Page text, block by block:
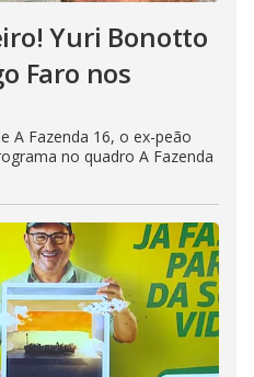
Yuri Bonotto
Faro nos
A Fazenda 16, o ex-peão
no quadro A Fazenda